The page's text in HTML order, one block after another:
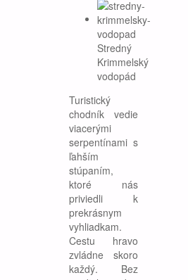
Stredný
Krimmelský
vodopád
Turistický
chodník vedie
viacerými
serpentínami s
ľahším
stúpaním,
ktoré nás
priviedli k
prekrásnym
vyhliadkam.
Cestu hravo
zvládne skoro
každý. Bez